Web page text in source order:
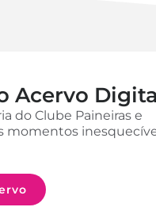
Acervo
do Clube Paineiras e
momentos